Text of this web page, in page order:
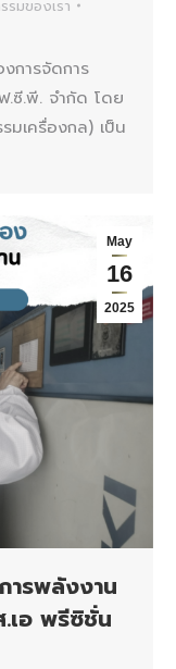
รมของเรา
การจัดการ
ซี.พี. จำกัด โดย
เครื่องกล) เป็น
May
16
2025
ารพลังงาน
เอ พรีซิชั่น